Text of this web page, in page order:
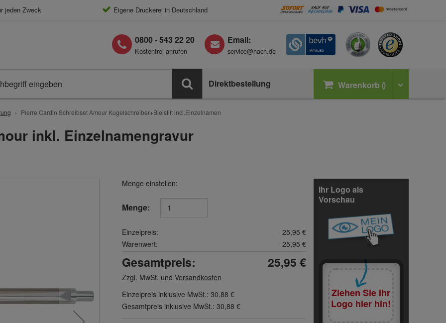
jeden Zweck Eigene Druckerei in Deutschland
0800 - 543 22 20
Kostenfrei anrufen
Email:
service@hach.de
Warenkorb
Direktbestellung
Pierre Cardin Schreibset Amour Kugelschreiber+Bleistift incl.Einzelnamen
inkl. Einzelnamengravur
Menge einstellen:
Menge:
Einzelpreis:
25,95 €
Warenwert:
25,95 €
Gesamtpreis: 25,95 €
Zzgl. MwSt. und Versandkosten
Einzelpreis inklusive MwSt.: 30,88 €
Gesamtpreis inklusive MwSt.: 30,88 €
Ihr Logo als
Vorschau
Ziehen Sie Ihr
Logo hier hin!